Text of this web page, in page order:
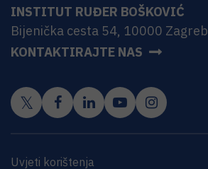
INSTITUT RUĐER BOŠKOVIĆ
Bijenička cesta 54, 10000 Zagreb
KONTAKTIRAJTE NAS
Uvjeti korištenja